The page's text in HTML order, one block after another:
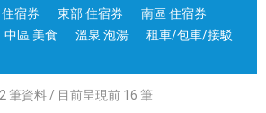
；
銷
各
國
宿券 東部 住宿券
南區 住宿券
中區 美食 溫泉 泡湯
租車/包車/接駁
筆資料 / 目前呈現前 16 筆